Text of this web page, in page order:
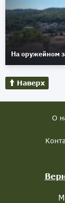
На оружейном
Наверх
О